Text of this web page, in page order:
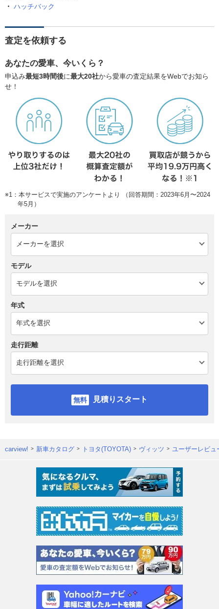
ハッチバック
査定を依頼する
あなたの愛車、今いくら？
申込み最短3時間後に最大20社から愛車の査定結果をWebでお知ら
せ！
※1：本サービスで実施のアンケートより （回答期間：2023年6月〜2024
年5月）
メーカー
モデル
年式
走行距離
見積りスタート
carview! 新車カタログ トヨタ(TOYOTA) ヴィッツ ユーザーレビュ